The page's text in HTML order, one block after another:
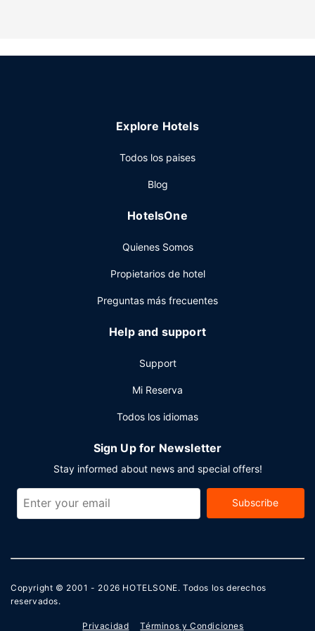
alpino en las inmediaciones y esquí de fondo en las
equipaje a tu disposición. Hay un aparcamiento sin
Explore Hotels
Todos los paises
Blog
HotelsOne
Quienes Somos
Propietarios de hotel
Preguntas más frecuentes
Help and support
Support
Mi Reserva
Todos los idiomas
Sign Up for Newsletter
Stay informed about news and special offers!
Subscribe
Copyright © 2001 - 2026 HOTELSONE. Todos los derechos
reservados.
Privacidad Términos y Condiciones